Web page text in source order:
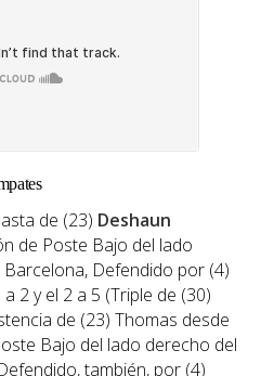
de (23) Deshaun
de Poste Bajo del lado
Defendido por (4)
a 2 y el 2 a 5 (Triple de (30)
de (23) Thomas desde
Bajo del lado derecho del
también, por (4)